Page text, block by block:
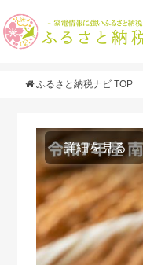
ふるさと納税ナビ TOP
詳細を見る